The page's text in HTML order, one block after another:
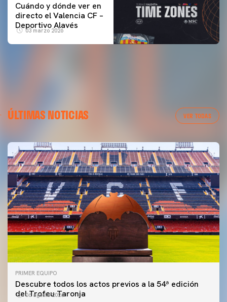
Cuándo y dónde ver en
directo el Valencia CF –
Deportivo Alavés
03 marzo 2026
ÚLTIMAS NOTICIAS VER TODAS
PRIMER EQUIPO
Descubre todos los actos previos a la 54ª edición
del Trofeu Taronja
06 agosto 2026